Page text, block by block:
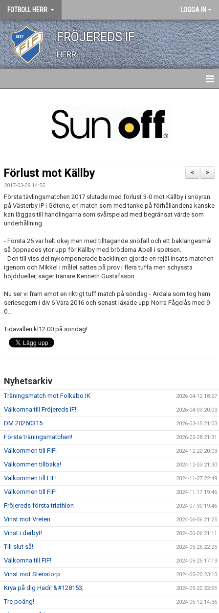
FOTBOLL HERR LOGGA IN
FRÖJEREDS IF
HERR
BILDGALLERI
DOKUMENT
MARATONTABELL MÅL
MARATONTABELL MATCHER
KONTAKT
TABELL & RESULTAT A
TABELL & RESULTAT U
>
<
Förlust mot Källby
2017-03-09 14:55
Första tävlingsmatchen 2017 slutade med förlust 3-0 mot Källby i snöyran
på Västerby IP i Götene, en match som med tanke på förhållandena kanske
kan läggas till handlingarna som svårspelad med begränsat värde som
underhållning.
- Första 25 var helt okej men med tilltagande snöfall och ett baklängesmål
så öppnades ytor upp för Källby med bröderna Apell i spetsen.
- Den till viss del nykomponerade backlinjen gjorde en rejäl insats matchen
igenom och Mikkel i målet sattes på prov i flera tuffa men schyssta
höjddueller, säger tränare Kenneth Gustafsson.
Nu ser vi fram emot en riktigt tuff match på söndag - Ardala som tog hem
seriesegern i div 6 Vara 2016 och senast läxade upp Norra Fågelås med 9-
0...
Tidavallen kl12.00 på söndag!
Nyhetsarkiv
Träningsmatch mot Folkabo IK 2026-04-12 18:27
Välkomna till Fröjereds IF! 2026-04-03 20:03
DM 20260315 2026-03-15 21:03
Första träningsmatchen! 2026-02-28 21:31
Välkommen till FIF! 2024-12-20 20:03
Välkommen tillbaka! 2024-12-03 21:30
Välkommen till FIF! 2024-11-27 22:49
Välkommen till FIF! 2024-11-17 19:46
Fröjereds första triathlon 2024-07-30 19:46
Vinst mot Vreten 2024-06-06 21:25
Vinst i derbyt! 2024-06-06 21:11
Till slut så! 2024-05-26 22:25
Välkomna till FIF! 2024-05-25 17:19
Vinst mot Stenstorp 2024-05-20 23:10
Krya på dig Hadi! &#128153; 2024-05-20 22:55
Tre poäng! 2024-05-12 14:36